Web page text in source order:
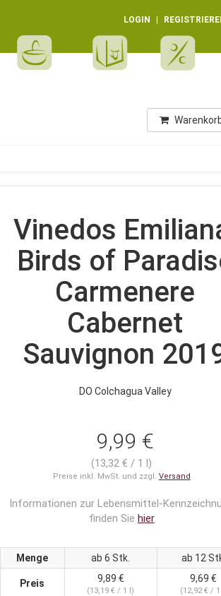
LOGIN
Vinedos
Birds of
Carmenere
Cabernet
Sauvignon
DO Colchagua Valley
9,99 €
(13,32 € / 1 l)
Preise inkl. MwSt. und zzgl. Versand
Informationen zur Lebensmittel-
finden Sie hier
Menge ab 6 Stk. ab 12
Preis 9,89 €
(13,19 € / 1 l)
9,69 €
(12,92 € /